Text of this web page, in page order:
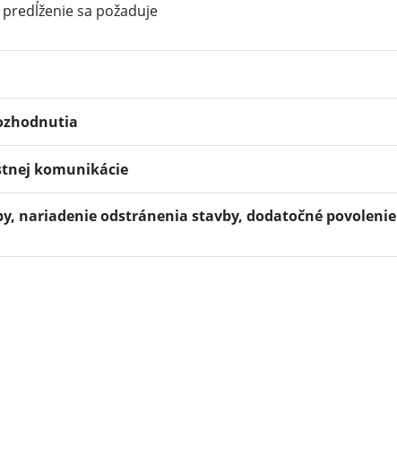
sa požaduje
komunikácie
nariadenie odstránenia stavby, dodatočné povolenie